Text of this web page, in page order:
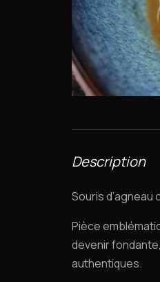
Description
Souris d’agneau
Pièce
devenir
authentiques.